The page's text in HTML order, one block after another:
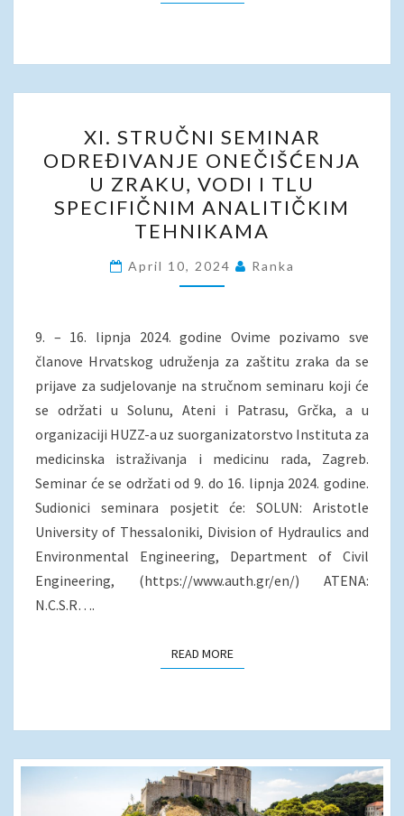
STRUČNI
SEMINAR
ODREĐIVANJE
ONEČIŠĆENJA
U
ZRAKU,
VODI
TLU
SPECIFIČNIM
ANALITIČKIM
TEHNIKAMA
XI. STRUČNI SEMINAR
ODREĐIVANJE ONEČIŠĆENJA
U ZRAKU, VODI I TLU
SPECIFIČNIM ANALITIČKIM
TEHNIKAMA
April 10, 2024 Ranka
9. – 16. lipnja 2024. godine Ovime pozivamo sve
članove Hrvatskog udruženja za zaštitu zraka da se
prijave za sudjelovanje na stručnom seminaru koji će
se održati u Solunu, Ateni i Patrasu, Grčka, a u
organizaciji HUZZ-a uz suorganizatorstvo Instituta za
medicinska istraživanja i medicinu rada, Zagreb.
Seminar će se održati od 9. do 16. lipnja 2024. godine.
Sudionici seminara posjetit će: SOLUN: Aristotle
University of Thessaloniki, Division of Hydraulics and
Environmental Engineering, Department of Civil
Engineering, (https://www.auth.gr/en/) ATENA:
N.C.S.R….
READ MOREREAD MORE